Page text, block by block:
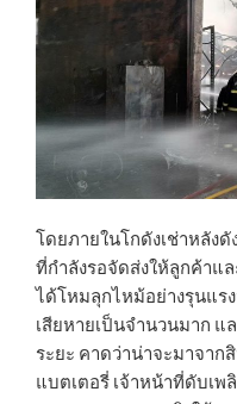
โดยภายในโกดังเช่าหลัง
ที่กำลังรอจัดส่งให้ลูกค้าแ
ได้โหมลุกไหม้อย่างรุนแร
เสียหายเป็นจำนวนมาก แ
ระยะ คาดว่าน่าจะมาจาก
แบตเตอรี่ เจ้าหน้าที่ดับเพ